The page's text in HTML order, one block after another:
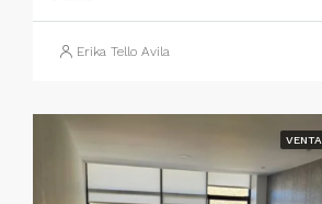
Erika Tello Avila
VENTA